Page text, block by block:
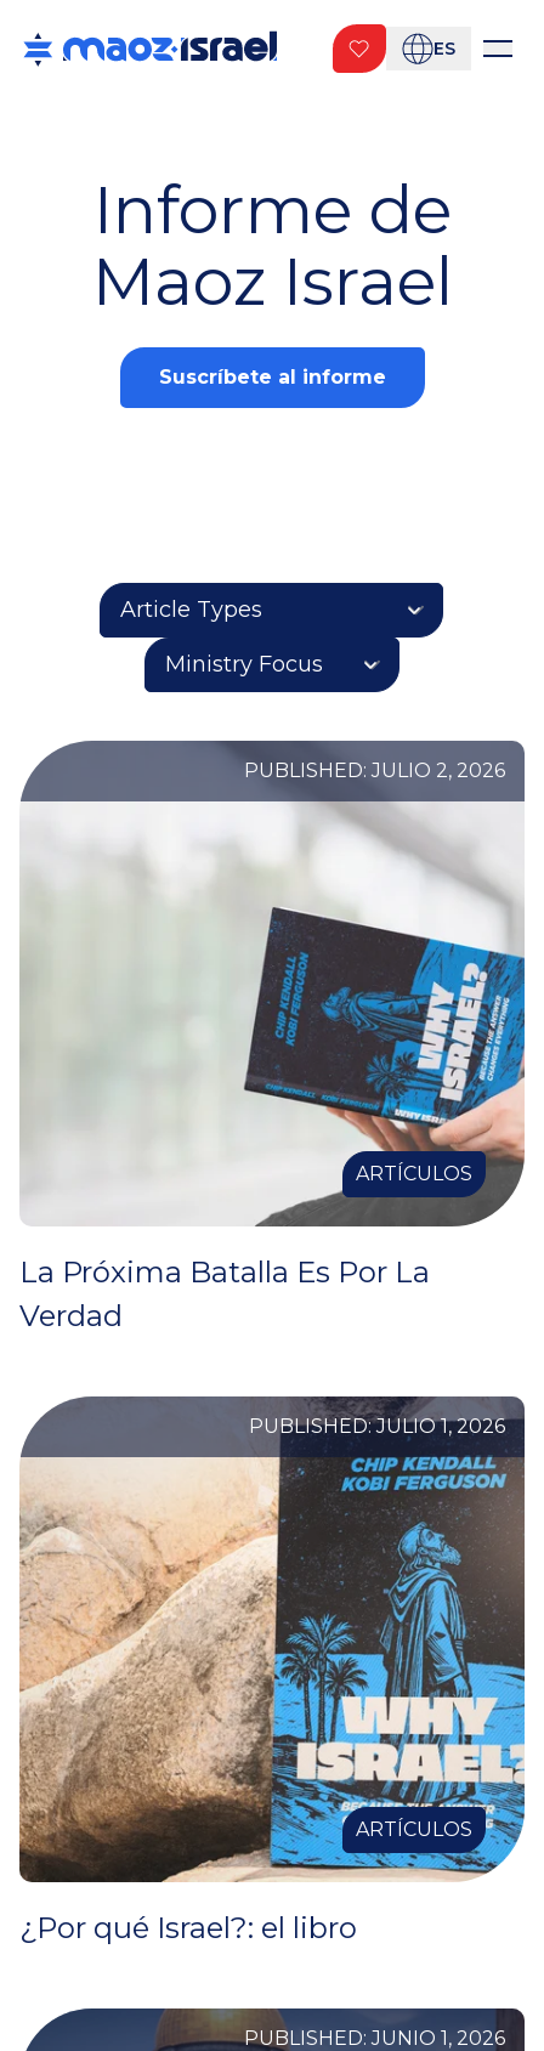
ES
Informe de
Maoz Israel
Suscríbete al informe
PUBLISHED: JULIO 2, 2026
ARTÍCULOS
La Próxima Batalla Es Por La
Verdad
PUBLISHED: JULIO 1, 2026
ARTÍCULOS
¿Por qué Israel?: el libro
PUBLISHED: JUNIO 1, 2026